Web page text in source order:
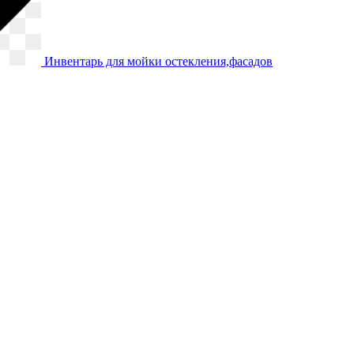
Инвентарь для мойки остекления,фасадов